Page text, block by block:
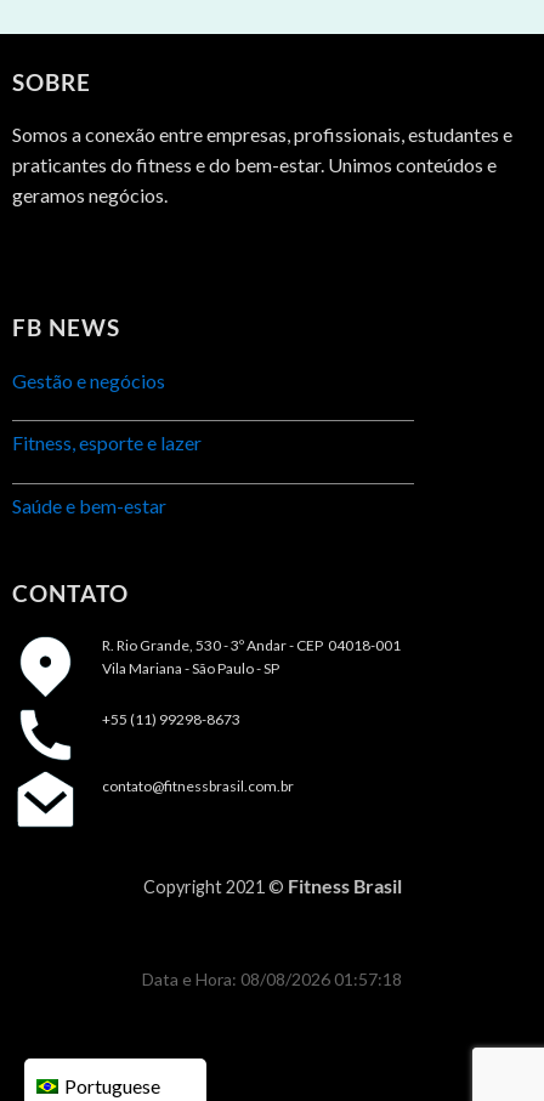
SOBRE
Somos a conexão entre empresas, profissionais, estudantes e
praticantes do fitness e do bem-estar. Unimos conteúdos e
geramos negócios.
FB NEWS
Gestão e negócios
Fitness, esporte e lazer
Saúde e bem-estar
CONTATO
R. Rio Grande, 530 - 3º Andar - CEP 04018-001
Vila Mariana - São Paulo - SP
+55 (11) 99298-8673
contato@fitnessbrasil.com.br
Copyright 2021 © Fitness Brasil
Data e Hora: 08/08/2026 01:57:18
Portuguese